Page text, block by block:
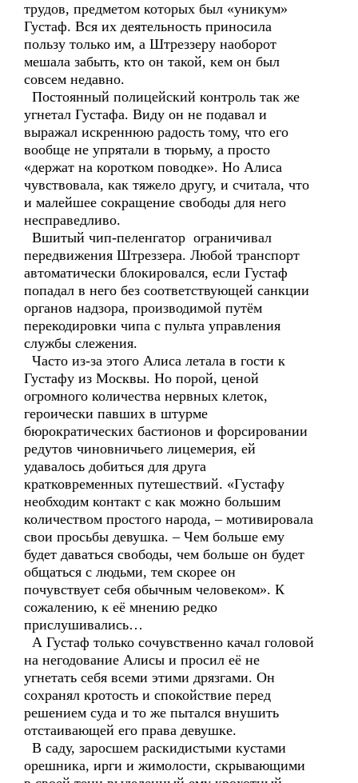
трудов, предметом которых был «уникум»
Густаф. Вся их деятельность приносила
пользу только им, а Штреззеру наоборот
мешала забыть, кто он такой, кем он был
совсем недавно.
Постоянный полицейский контроль так же
угнетал Густафа. Виду он не подавал и
выражал искреннюю радость тому, что его
вообще не упрятали в тюрьму, а просто
«держат на коротком поводке». Но Алиса
чувствовала, как тяжело другу, и считала, что
и малейшее сокращение свободы для него
несправедливо.
Вшитый чип-пеленгатор ограничивал
передвижения Штреззера. Любой транспорт
автоматически блокировался, если Густаф
попадал в него без соответствующей санкции
органов надзора, производимой путём
перекодировки чипа с пульта управления
службы слежения.
Часто из-за этого Алиса летала в гости к
Густафу из Москвы. Но порой, ценой
огромного количества нервных клеток,
героически павших в штурме
бюрократических бастионов и форсировании
редутов чиновничьего лицемерия, ей
удавалось добиться для друга
кратковременных путешествий. «Густафу
необходим контакт с как можно большим
количеством простого народа, – мотивировала
свои просьбы девушка. – Чем больше ему
будет даваться свободы, чем больше он будет
общаться с людьми, тем скорее он
почувствует себя обычным человеком». К
сожалению, к её мнению редко
прислушивались…
А Густаф только сочувственно качал головой
на негодование Алисы и просил её не
угнетать себя всеми этими дрязгами. Он
сохранял кротость и спокойствие перед
решением суда и то же пытался внушить
отстаивающей его права девушке.
В саду, заросшем раскидистыми кустами
орешника, ирги и жимолости, скрывающими